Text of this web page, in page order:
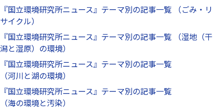
『国立環境研究所ニュース』テーマ別の記事一覧 （ごみ・リ
サイクル）
『国立環境研究所ニュース』テーマ別の記事一覧 （湿地（干
潟と湿原）の環境）
『国立環境研究所ニュース』テーマ別の記事一覧
（河川と湖の環境）
『国立環境研究所ニュース』テーマ別の記事一覧
（海の環境と汚染）